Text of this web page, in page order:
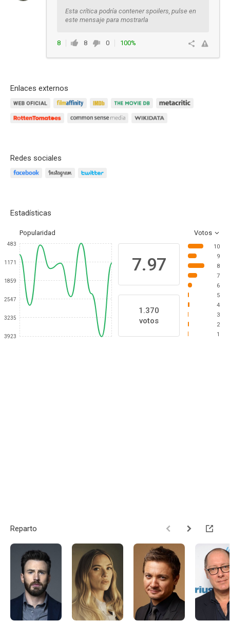
Esta crítica podría contener spoilers, pulse en
este mensaje para mostrarla
8 8 0
100%
Enlaces externos
Redes sociales
Estadísticas
Popularidad Votos
483
1171
1859
2547
3235
3923
7.97
1.370
votos
10
9
8
7
6
5
4
3
2
1
Reparto